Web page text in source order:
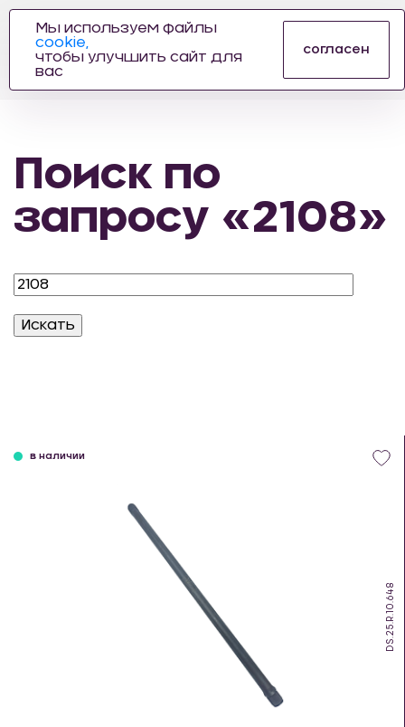
АВТОЗАПЧАСТЕЙ
Поиск по
запросу «2108»
DS.25.R.10.648
в наличии
Мы используем файлы
cookie,
чтобы улучшить сайт для
вас
согласен